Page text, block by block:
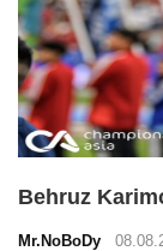
Behruz
Mr.NoBoDy